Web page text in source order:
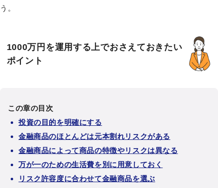
う。
1000万円を運用する上でおさえておきたい
ポイント
この章の目次
投資の目的を明確にする
金融商品のほとんどは元本割れリスクがある
金融商品によって商品の特徴やリスクは異なる
万が一のための生活費を別に用意しておく
リスク許容度に合わせて金融商品を選ぶ